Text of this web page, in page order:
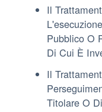
Il
Pubblico O
Di Cui È
Il
Titolare O